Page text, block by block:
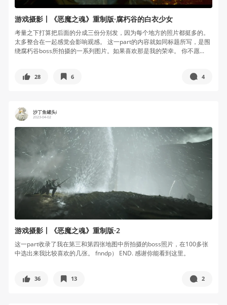
游戏摄影丨《恶魔之魂》重制版·腐朽谷的白衣少女
考量之下打算把后面的分成三份分别发，因为每个地方的照片都挺多的。
太多整合在一起感觉会影响观感。 这一part的内容就如同标题所写，是围
绕腐朽谷boss所拍摄的一系列图片。如果喜欢那是我的荣幸。 你不愿...
28 6 4
沙丁鱼罐头i
2023-04-02
游戏摄影丨《恶魔之魂》重制版·2
这一part收录了我在第三和第四张地图中所拍摄的boss照片，在100多张
中选出来我比较喜欢的几张。 fnndp） END. 感谢你能看到这里。
36 13 2